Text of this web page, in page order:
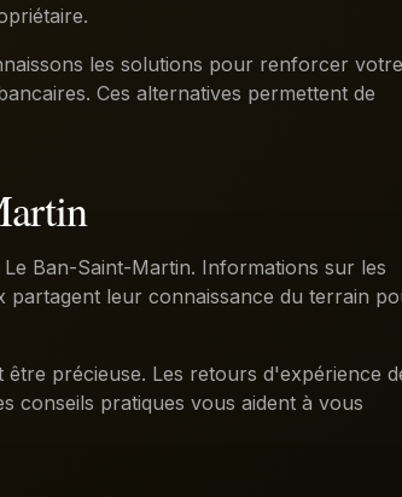
les solutions pour renforcer votre
Ces alternatives permettent de
Ban-Saint-Martin. Informations sur les
partagent leur connaissance du terrain
précieuse. Les retours d'expérience
conseils pratiques vous aident à vous